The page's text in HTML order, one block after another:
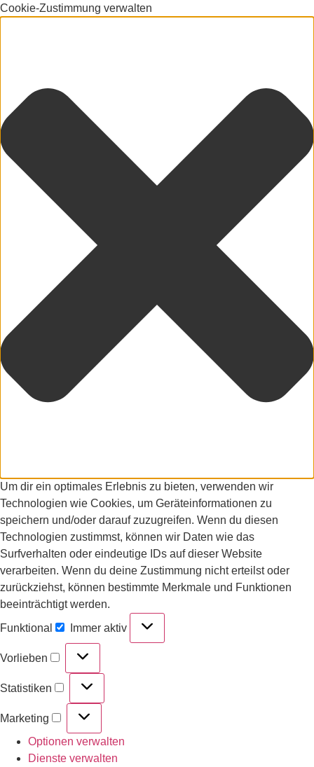
Cookie-Zustimmung verwalten
Um dir ein optimales Erlebnis zu bieten, verwenden wir
Technologien wie Cookies, um Geräteinformationen zu
speichern und/oder darauf zuzugreifen. Wenn du diesen
Technologien zustimmst, können wir Daten wie das
Surfverhalten oder eindeutige IDs auf dieser Website
verarbeiten. Wenn du deine Zustimmung nicht erteilst oder
zurückziehst, können bestimmte Merkmale und Funktionen
beeinträchtigt werden.
Funktional
Immer aktiv
Vorlieben
Statistiken
Marketing
Optionen verwalten
Dienste verwalten